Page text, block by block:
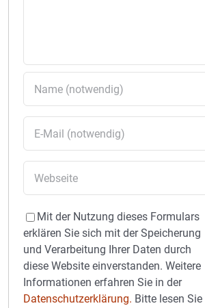
Mit der Nutzung dieses Formulars
erklären Sie sich mit der Speicherung
und Verarbeitung Ihrer Daten durch
diese Website einverstanden. Weitere
Informationen erfahren Sie in der
Datenschutzerklärung. Bitte lesen Sie